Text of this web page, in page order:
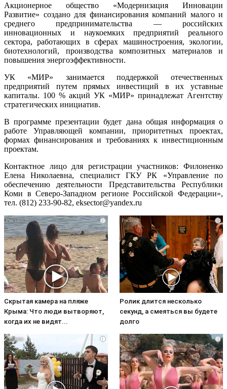
Акционерное общество «Модернизация Инновации
Развитие» создано для финансирования компаний малого и
среднего предпринимательства — российских
инновационных и наукоемких предприятий реального
сектора, работающих в сферах машиностроения, экологии,
биотехнологий, производства композитных материалов и
повышения энергоэффективности.
УК «МИР» занимается поддержкой отечественных
предприятий путем прямых инвестиций в их уставные
капиталы. 100 % акций УК «МИР» принадлежат Агентству
стратегических инициатив.
В программе презентации будет дана общая информация о
работе Управляющей компании, приоритетных проектах,
формах финансирования и требованиях к инвестиционным
проектам.
Контактное лицо для регистрации участников: Филоненко
Елена Николаевна, специалист ГКУ РК «Управление по
обеспечению деятельности Представительства Республики
Коми в Северо-Западном регионе Российской Федерации»,
тел. (812) 233-90-82, eksector@yandex.ru
i
Скрытая камера на пляже
Крыма: Что люди вытворяют,
когда их не видят...
i
Ролик длится несколько
секунд, а смеяться вы будете
долго
i i